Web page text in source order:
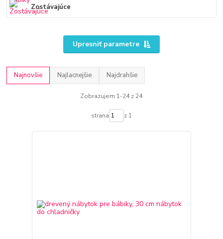
Zostávajúce
Upresniť parametre
Najnovšie Najlacnejšie Najdrahšie
Zobrazujem 1-24 z 24
strana z 1